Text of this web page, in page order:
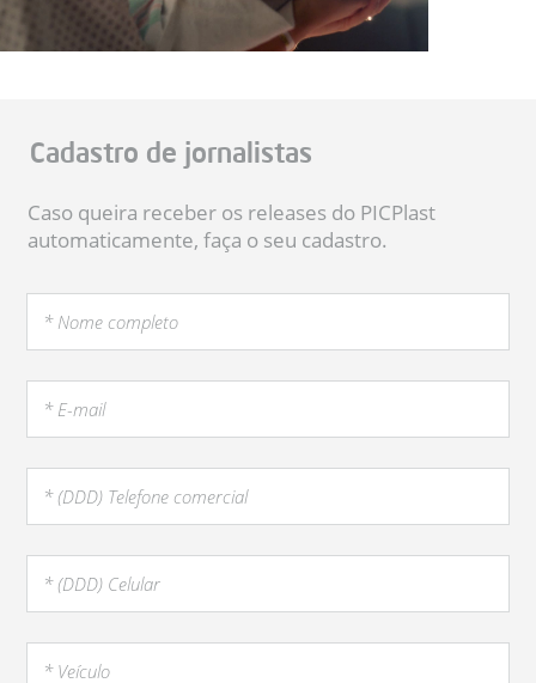
Cadastro de jornalistas
Caso queira receber os releases do PICPlast
automaticamente, faça o seu cadastro.